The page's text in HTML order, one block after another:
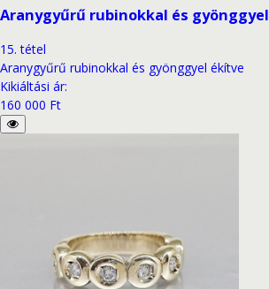
Aranygyűrű rubinokkal és gyönggyel
15. tétel
Aranygyűrű rubinokkal és gyönggyel ékítve
Kikiáltási ár:
160 000 Ft